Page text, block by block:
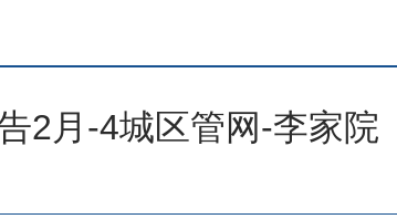
2月-4城区管网-李家院